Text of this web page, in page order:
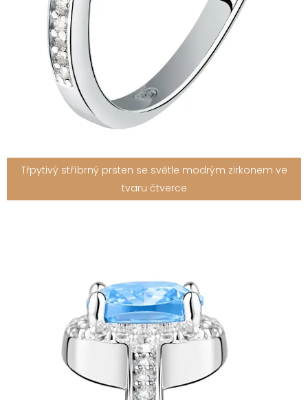
Třpytivý stříbrný prsten se světle modrým zirkonem ve
tvaru čtverce